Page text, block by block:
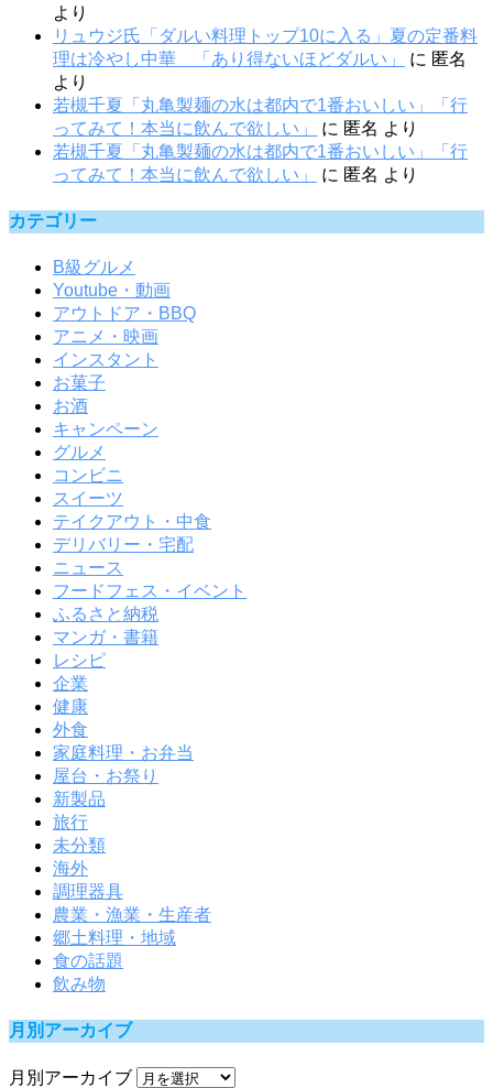
より
リュウジ氏「ダルい料理トップ10に入る」夏の定番料
理は冷やし中華 「あり得ないほどダルい」
に 匿名
より
若槻千夏「丸亀製麺の水は都内で1番おいしい」「行
ってみて！本当に飲んで欲しい」
に 匿名 より
若槻千夏「丸亀製麺の水は都内で1番おいしい」「行
ってみて！本当に飲んで欲しい」
に 匿名 より
カテゴリー
B級グルメ
Youtube・動画
アウトドア・BBQ
アニメ・映画
インスタント
お菓子
お酒
キャンペーン
グルメ
コンビニ
スイーツ
テイクアウト・中食
デリバリー・宅配
ニュース
フードフェス・イベント
ふるさと納税
マンガ・書籍
レシピ
企業
健康
外食
家庭料理・お弁当
屋台・お祭り
新製品
旅行
未分類
海外
調理器具
農業・漁業・生産者
郷土料理・地域
食の話題
飲み物
月別アーカイブ
月別アーカイブ